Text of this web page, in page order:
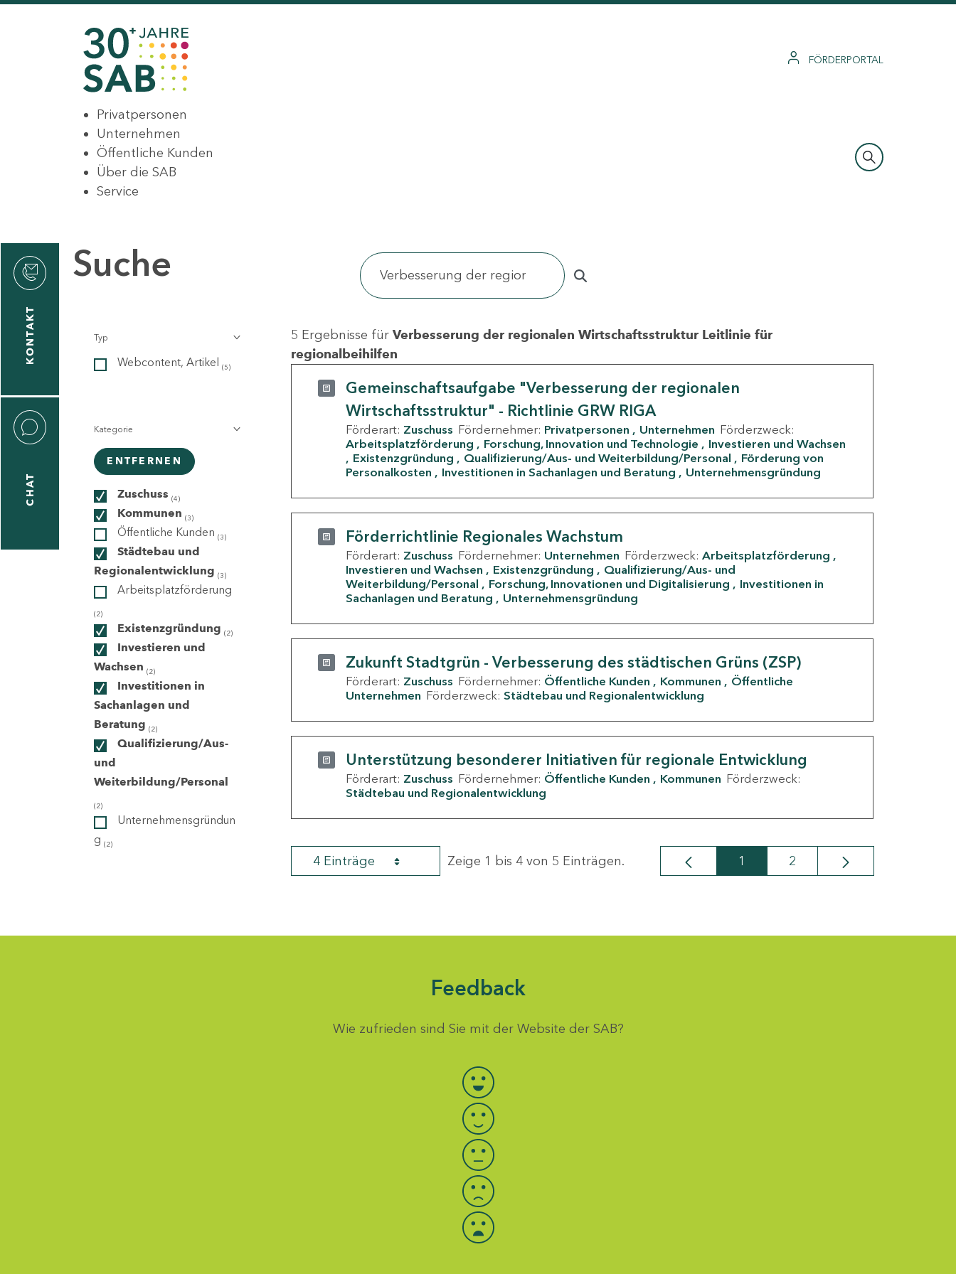
FÖRDERPORTAL
Privatpersonen
Unternehmen
Öffentliche Kunden
Über die SAB
Service
KONTAKT
CHAT
Suche
Typ
Webcontent, Artikel (5)
Kategorie
ENTFERNEN
Zuschuss (4)
Kommunen (3)
Öffentliche Kunden (3)
Städtebau und
Regionalentwicklung (3)
Arbeitsplatzförderung
(2)
Existenzgründung (2)
Investieren und
Wachsen (2)
Investitionen in
Sachanlagen und
Beratung (2)
Qualifizierung/Aus-
und
Weiterbildung/Personal
(2)
Unternehmensgründun
g (2)
5 Ergebnisse für Verbesserung der regionalen Wirtschaftsstruktur Leitlinie für
regionalbeihilfen
Gemeinschaftsaufgabe "Verbesserung der regionalen
Wirtschaftsstruktur" - Richtlinie GRW RIGA
Förderart: Zuschuss Fördernehmer: Privatpersonen Unternehmen Förderzweck:
Arbeitsplatzförderung
Forschung, Innovation und Technologie
Investieren und Wachsen
Existenzgründung
Qualifizierung/Aus- und Weiterbildung/Personal
Förderung von
Personalkosten
Investitionen in Sachanlagen und Beratung Unternehmensgründung
Förderrichtlinie Regionales Wachstum
Förderart: Zuschuss Fördernehmer: Unternehmen Förderzweck: Arbeitsplatzförderung
Investieren und Wachsen
Existenzgründung
Qualifizierung/Aus- und
Weiterbildung/Personal
Forschung, Innovationen und Digitalisierung
Investitionen in
Sachanlagen und Beratung
Unternehmensgründung
Zukunft Stadtgrün - Verbesserung des städtischen Grüns (ZSP)
Förderart: Zuschuss Fördernehmer: Öffentliche Kunden Kommunen
Öffentliche
Unternehmen Förderzweck: Städtebau und Regionalentwicklung
Unterstützung besonderer Initiativen für regionale Entwicklung
Förderart: Zuschuss Fördernehmer: Öffentliche Kunden Kommunen Förderzweck:
Städtebau und Regionalentwicklung
4 Einträge Zeige 1 bis 4 von 5 Einträgen. Seite
1 Seite
2
Feedback
Wie zufrieden sind Sie mit der Website der SAB?
Bewertung auswählen